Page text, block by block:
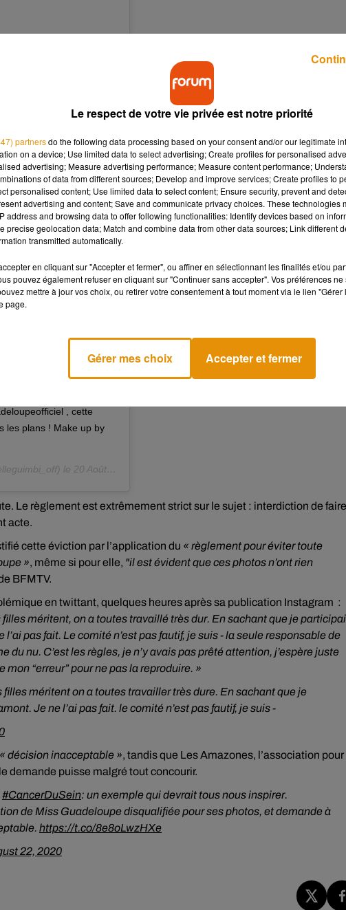
aventure qu’est Miss
que vous voyez
règles sont ce
défendre les valeurs
du sein. Je ne vous
que vous m’avez
pleinement, mon seul
la même occasion
Je souhaite bonne
super belle équipe et
❤️�S� Merci pour
avec succès
, cette
les plans ! Make up by
le 20 Août 2020 à 6 :26 PDT
Le règlement est extrêmement strict sur le sujet : interdiction de faire
acte.
cette éviction par l’application du « règlement pour éviter toute
», même si pour elle, "il est évident que ces photos n’ont rien
BFMTV.
en twittant, quelques heures après sa publication Instagram :
méritent, on a toutes travaillé très dur. En sachant que je
pas fait. Le comité n’est pas fautif, je suis - la seule responsable de
du nu. C’est les règles, je n’y avais pas prêté attention, j’espère juste
“erreur” pour ne pas la reproduire. »
méritent on a toutes travailler très dure. En sachant que je
Je ne l’ai pas fait. le comité n’est pas fautif, je suis -
« décision inacceptable », tandis que Les Amazones, l’association pour
demande puisse malgré tout concourir.
#CancerDuSein: un exemple qui devrait tous nous inspirer.
de Miss Guadeloupe disqualifiée pour ses photos, et demande à
https://t.co/8e8oLwzHXe
22, 2020
Le respect de votre vie privée est notre priorité
partnersdo the following data processing based on your consent and/or our legitimate
on a device; Use limited data to select advertising; Create profiles for personalised
advertising; Measure advertising performance; Measure content performance;
of data from different sources; Develop and improve services; Create profiles to
personalised content; Use limited data to select content; Ensure security, prevent and
advertising and content; Save and communicate privacy choices. These technologies
address and browsing data to offer following functionalities: Identify devices based on
precise geolocation data; Match and combine data from other data sources; Link different
transmitted automatically.
en cliquant sur "Accepter et fermer", ou affiner en sélectionnant les finalités et/ou
pouvez également refuser en cliquant sur "Continuer sans accepter". Vos préférences
mettre à jour vos choix, ou retirer votre consentement à tout moment via le lien
page.
Gérer mes choix Accepter et fermer